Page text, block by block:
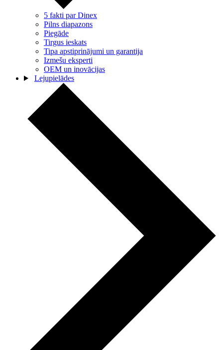
5 fakti par Dinex
Pilns diapazons
Piegāde
Tirgus ieskats
Tipa apstiprinājumi un garantija
Izmešu eksperti
OEM un inovācijas
Lejupielādes